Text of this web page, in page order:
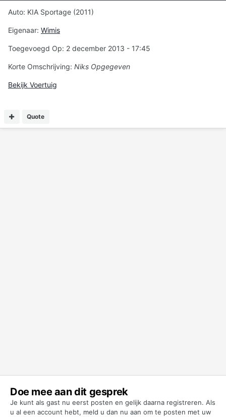
Auto: KIA Sportage (2011)
Eigenaar: Wimis
Toegevoegd Op: 2 december 2013 - 17:45
Korte Omschrijving: Niks Opgegeven
Bekijk Voertuig
Quote
Doe mee aan dit gesprek
Je kunt als gast nu eerst posten en gelijk daarna registreren. Als
u al een account hebt, meld u dan nu aan om te posten met uw